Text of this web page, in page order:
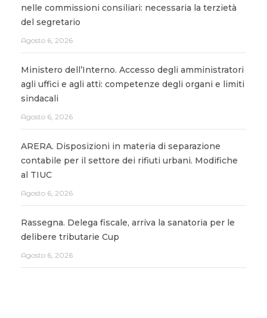
nelle commissioni consiliari: necessaria la terzietà
del segretario
Agosto 6, 2026
Ministero dell’Interno. Accesso degli amministratori
agli uffici e agli atti: competenze degli organi e limiti
sindacali
Agosto 6, 2026
ARERA. Disposizioni in materia di separazione
contabile per il settore dei rifiuti urbani. Modifiche
al TIUC
Agosto 6, 2026
Rassegna. Delega fiscale, arriva la sanatoria per le
delibere tributarie Cup
Agosto 6, 2026